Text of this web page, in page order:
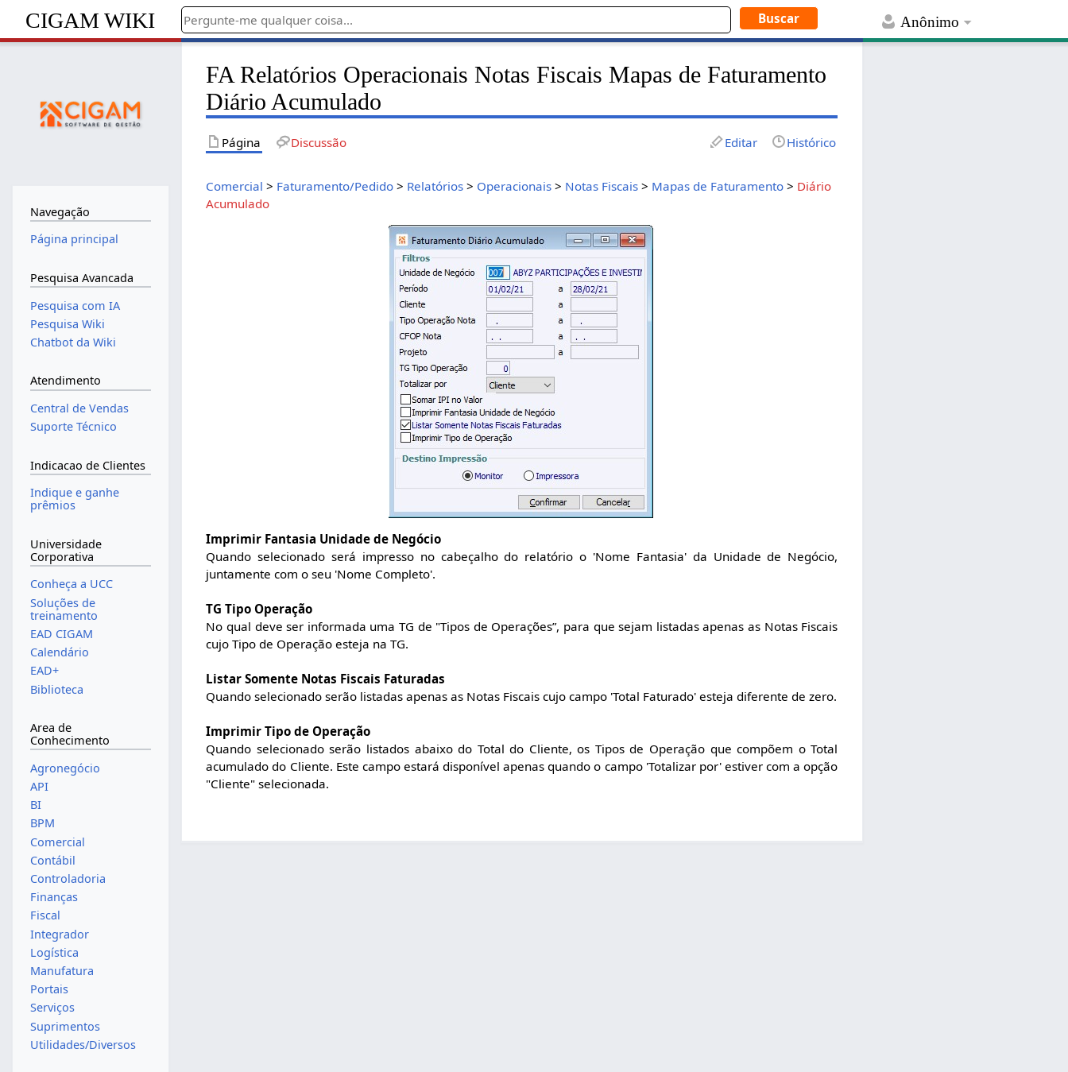
Anônimo
CIGAM WIKI
FA Relatórios Operacionais Notas Fiscais Mapas de Faturamento
Diário Acumulado
Página Discussão Editar Histórico
Comercial > Faturamento/Pedido > Relatórios > Operacionais > Notas Fiscais > Mapas de Faturamento > Diário
Acumulado
Imprimir Fantasia Unidade de Negócio
Quando selecionado será impresso no cabeçalho do relatório o 'Nome Fantasia' da Unidade de Negócio,
juntamente com o seu 'Nome Completo'.
TG Tipo Operação
No qual deve ser informada uma TG de "Tipos de Operações”, para que sejam listadas apenas as Notas Fiscais
cujo Tipo de Operação esteja na TG.
Listar Somente Notas Fiscais Faturadas
Quando selecionado serão listadas apenas as Notas Fiscais cujo campo 'Total Faturado' esteja diferente de zero.
Imprimir Tipo de Operação
Quando selecionado serão listados abaixo do Total do Cliente, os Tipos de Operação que compõem o Total
acumulado do Cliente. Este campo estará disponível apenas quando o campo 'Totalizar por' estiver com a opção
"Cliente" selecionada.
Navegação
Página principal
Pesquisa Avancada
Pesquisa com IA
Pesquisa Wiki
Chatbot da Wiki
Atendimento
Central de Vendas
Suporte Técnico
Indicacao de Clientes
Indique e ganhe
prêmios
Universidade
Corporativa
Conheça a UCC
Soluções de
treinamento
EAD CIGAM
Calendário
EAD+
Biblioteca
Area de
Conhecimento
Agronegócio
API
BI
BPM
Comercial
Contábil
Controladoria
Finanças
Fiscal
Integrador
Logística
Manufatura
Portais
Serviços
Suprimentos
Utilidades/Diversos